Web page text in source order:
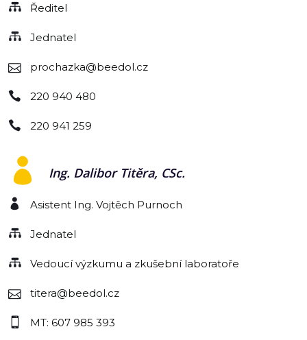
Ředitel
Jednatel
prochazka@beedol.cz
220 940 480
220 941 259
Ing. Dalibor Titěra, CSc.
Asistent Ing. Vojtěch Purnoch
Jednatel
Vedoucí výzkumu a zkušební laboratoře
titera@beedol.cz
MT: 607 985 393